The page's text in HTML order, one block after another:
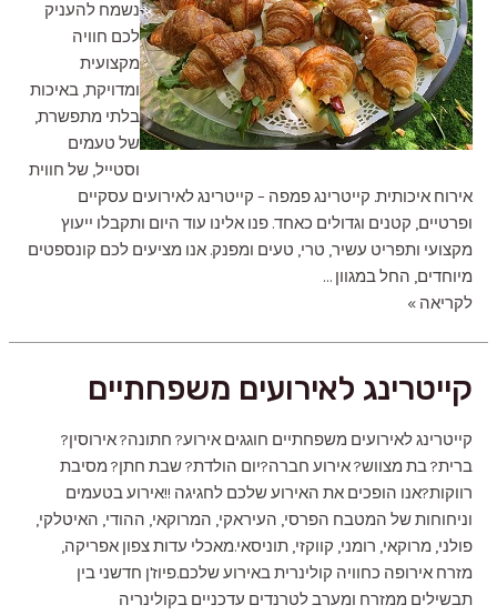
נשמח להעניק
לכם חוויה
מקצועית
ומדויקת, באיכות
בלתי מתפשרת,
של טעמים
וסטייל, של חווית
אירוח איכותית. קייטרינג פמפה – קייטרינג לאירועים עסקיים
ופרטיים, קטנים וגדולים כאחד. פנו אלינו עוד היום ותקבלו ייעוץ
מקצועי ותפריט עשיר, טרי, טעים ומפנק. אנו מציעים לכם קונספטים
מיוחדים, החל במגוון …
קייטרינג
לקריאה »
קייטרינג לאירועים משפחתיים
קייטרינג לאירועים משפחתיים חוגגים אירוע? חתונה? אירוסין?
ברית? בת מצווש? אירוע חברה?יום הולדת? שבת חתן? מסיבת
רווקות?אנו הופכים את האירוע שלכם לחגיגה !!אירוע בטעמים
וניחוחות של המטבח הפרסי, העיראקי, המרוקאי, ההודי, האיטלקי,
פולני, מרוקאי, רומני, קווקזי, תוניסאי.מאכלי עדות צפון אפריקה,
מזרח אירופה כחוויה קולינרית באירוע שלכם.פיוז'ן חדשני בין
תבשילים ממזרח ומערב לטרנדים עדכניים בקולינריה